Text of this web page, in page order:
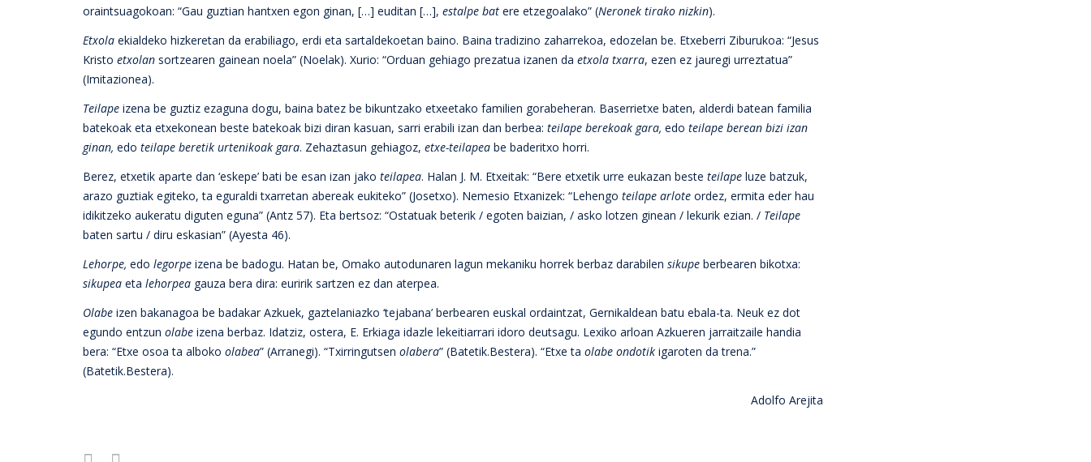
oraintsuagokoan: “Gau guztian hantxen egon ginan, […] euditan […], estalpe bat ere etzegoalako” (Neronek tirako nizkin).
Etxola ekialdeko hizkeretan da erabiliago, erdi eta sartaldekoetan baino. Baina tradizino zaharrekoa, edozelan be. Etxeberri Ziburukoa: “Jesus
Kristo etxolan sortzearen gainean noela” (Noelak). Xurio: “Orduan gehiago prezatua izanen da etxola txarra, ezen ez jauregi urreztatua”
(Imitazionea).
Teilape izena be guztiz ezaguna dogu, baina batez be bikuntzako etxeetako familien gorabeheran. Baserrietxe baten, alderdi batean familia
batekoak eta etxekonean beste batekoak bizi diran kasuan, sarri erabili izan dan berbea: teilape berekoak gara, edo teilape berean bizi izan
ginan, edo teilape beretik urtenikoak gara. Zehaztasun gehiagoz, etxe-teilapea be baderitxo horri.
Berez, etxetik aparte dan ‘eskepe’ bati be esan izan jako teilapea. Halan J. M. Etxeitak: “Bere etxetik urre eukazan beste teilape luze batzuk,
arazo guztiak egiteko, ta eguraldi txarretan abereak eukiteko” (Josetxo). Nemesio Etxanizek: “Lehengo teilape arlote ordez, ermita eder hau
idikitzeko aukeratu diguten eguna” (Antz 57). Eta bertsoz: “Ostatuak beterik / egoten baizian, / asko lotzen ginean / lekurik ezian. / Teilape
baten sartu / diru eskasian” (Ayesta 46).
Lehorpe, edo legorpe izena be badogu. Hatan be, Omako autodunaren lagun mekaniku horrek berbaz darabilen sikupe berbearen bikotxa:
sikupea eta lehorpea gauza bera dira: euririk sartzen ez dan aterpea.
Olabe izen bakanagoa be badakar Azkuek, gaztelaniazko ‘tejabana’ berbearen euskal ordaintzat, Gernikaldean batu ebala-ta. Neuk ez dot
egundo entzun olabe izena berbaz. Idatziz, ostera, E. Erkiaga idazle lekeitiarrari idoro deutsagu. Lexiko arloan Azkueren jarraitzaile handia
bera: “Etxe osoa ta alboko olabea” (Arranegi). “Txirringutsen olabera” (Batetik.Bestera). “Etxe ta olabe ondotik igaroten da trena.”
(Batetik.Bestera).
Adolfo Arejita